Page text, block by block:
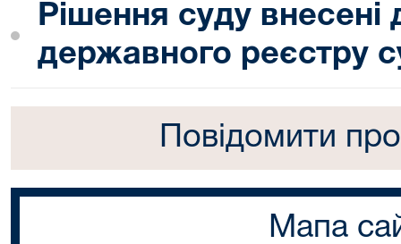
Рішення суду
державного реєстру
Повідомити
Мапа